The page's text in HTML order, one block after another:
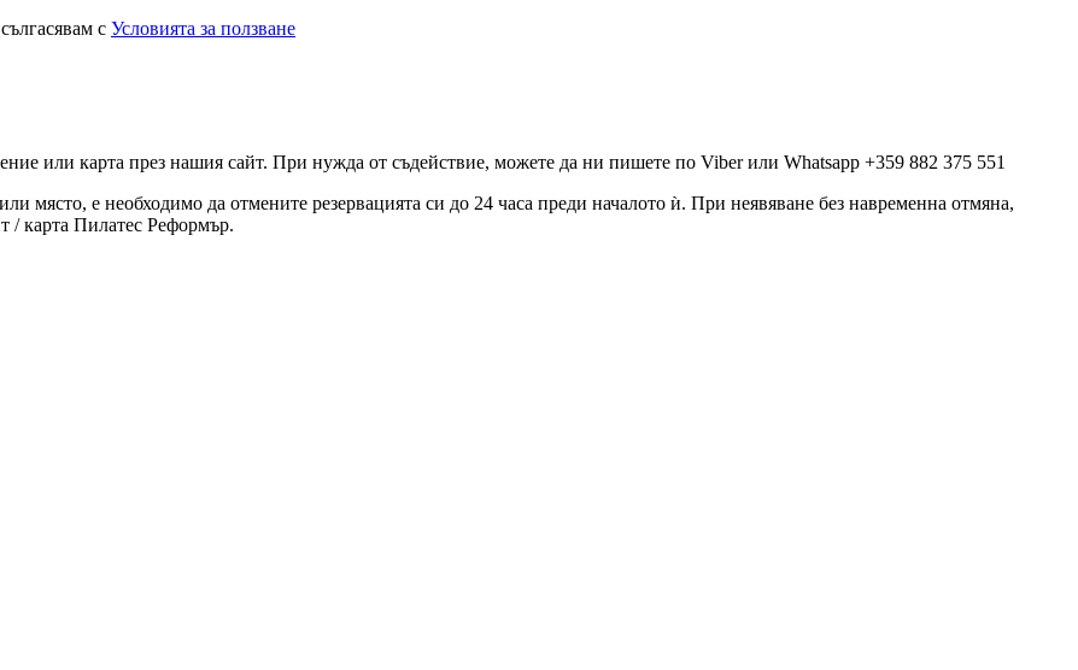
с Условията за ползване
или карта през нашия сайт. При нужда от съдействие, можете да ни пишете по Viber или Whatsapp +359 882 375 551
място, е необходимо да отмените резервацията си до 24 часа преди началото ѝ. При неявяване без навременна отмяна,
/ карта Пилатес Реформър.